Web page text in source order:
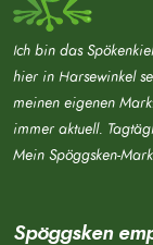
Ich bin das
hier in Harsewinkel
meinen eigenen
immer aktuell.
Mein Spöggsken-
Spöggsken